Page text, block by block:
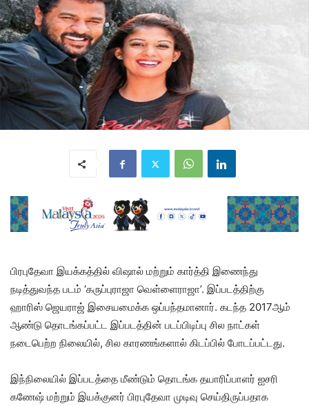
பிரபுதேவா இயக்கத்தில் விஷால் மற்றும் கார்த்தி இணைந்து
நடித்துவந்த படம் ‘கருப்புராஜா வெள்ளைராஜா’. இப்படத்திற்கு
ஹாரிஸ் ஜெயராஜ் இசையமைக்க ஒப்பந்தமானார். கடந்த 2017ஆம்
ஆண்டு தொடங்கப்பட்ட இப்படத்தின் படப்பிடிப்பு சில நாட்கள்
நடைபெற்ற நிலையில், சில காரணங்களால் கிடப்பில் போடப்பட்டது.
இந்நிலையில் இப்படத்தை மீண்டும் தொடங்க தயாரிப்பாளர் ஐசரி
கணேஷ் மற்றும் இயக்குனர் பிரபுதேவா முடிவு செய்திருப்பதாக